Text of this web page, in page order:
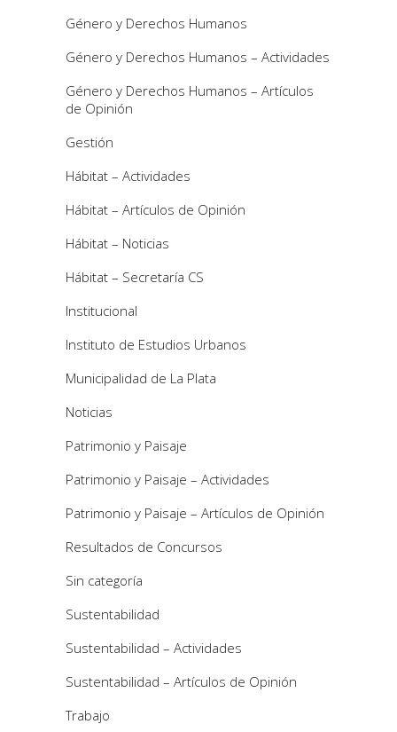
Género y Derechos Humanos
Género y Derechos Humanos – Actividades
Género y Derechos Humanos – Artículos
de Opinión
Gestión
Hábitat – Actividades
Hábitat – Artículos de Opinión
Hábitat – Noticias
Hábitat – Secretaría CS
Institucional
Instituto de Estudios Urbanos
Municipalidad de La Plata
Noticias
Patrimonio y Paisaje
Patrimonio y Paisaje – Actividades
Patrimonio y Paisaje – Artículos de Opinión
Resultados de Concursos
Sin categoría
Sustentabilidad
Sustentabilidad – Actividades
Sustentabilidad – Artículos de Opinión
Trabajo